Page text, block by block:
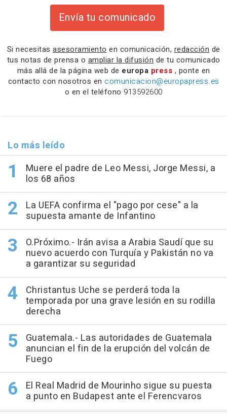
Envía tu comunicado
Si necesitas asesoramiento en comunicación, redacción de
tus notas de prensa o ampliar la difusión de tu comunicado
más allá de la página web de europa press , ponte en
contacto con nosotros en comunicacion@europapress.es
o en el teléfono 913592600
Lo más leído
Muere el padre de Leo Messi, Jorge Messi, a
los 68 años
La UEFA confirma el "pago por cese" a la
supuesta amante de Infantino
O.Próximo.- Irán avisa a Arabia Saudí que su
nuevo acuerdo con Turquía y Pakistán no va
a garantizar su seguridad
Christantus Uche se perderá toda la
temporada por una grave lesión en su rodilla
derecha
Guatemala.- Las autoridades de Guatemala
anuncian el fin de la erupción del volcán de
Fuego
El Real Madrid de Mourinho sigue su puesta
a punto en Budapest ante el Ferencvaros